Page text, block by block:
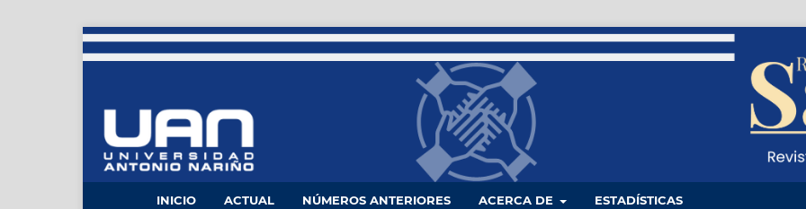
INICIO ACTUAL NÚMEROS ANTERIORES ACERCA DE ESTADÍSTICAS